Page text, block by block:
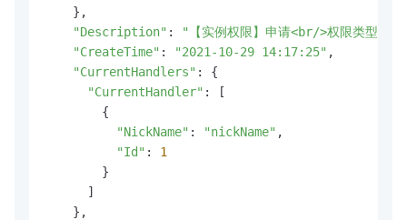
    },
"Description" :
"【实例权限】申请<br/>权限类型
"CreateTime" : "2021-10-29 14:17:25" ,
"CurrentHandlers" : {
"CurrentHandler" : [
        {
"NickName" : "nickName" ,
"Id" : 1
        }
      ]
    },